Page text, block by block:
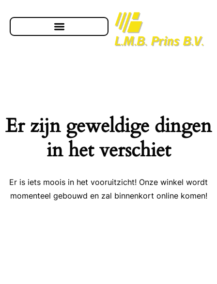
Er zijn geweldige dingen
in het verschiet
Er is iets moois in het vooruitzicht! Onze winkel wordt
momenteel gebouwd en zal binnenkort online komen!